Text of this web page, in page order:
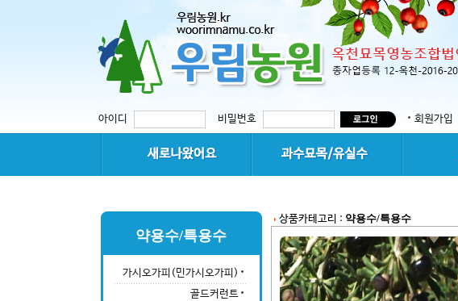
아이디 비밀번호 회원가입
약용수/특용수
가시오가피(민가시오가피)
골드커런트
상품카테고리 : 약용수/특용수